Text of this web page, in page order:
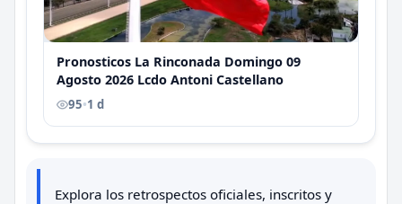
Pronosticos La Rinconada Domingo 09
Agosto 2026 Lcdo Antoni Castellano
95•1 d
Explora los retrospectos oficiales, inscritos y